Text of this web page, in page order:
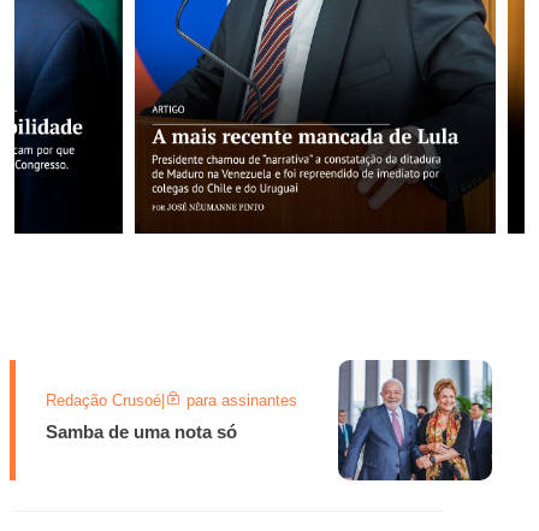
Redação Crusoé| para assinantes
Samba de uma nota só